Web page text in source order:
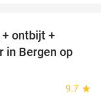
ontbijt +
in Bergen op
9.7 star